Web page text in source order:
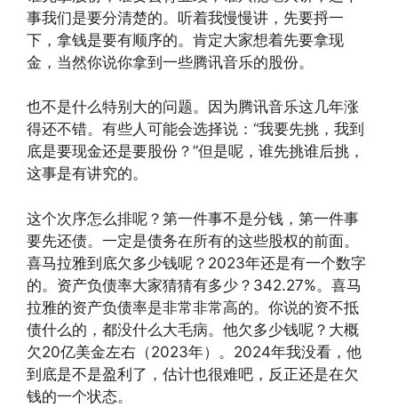
事我们是要分清楚的。听着我慢慢讲，先要捋一
下，拿钱是要有顺序的。肯定大家想着先要拿现
金，当然你说你拿到一些腾讯音乐的股份。
也不是什么特别大的问题。因为腾讯音乐这几年涨
得还不错。有些人可能会选择说：“我要先挑，我到
底是要现金还是要股份？”但是呢，谁先挑谁后挑，
这事是有讲究的。
这个次序怎么排呢？第一件事不是分钱，第一件事
要先还债。一定是债务在所有的这些股权的前面。
喜马拉雅到底欠多少钱呢？2023年还是有一个数字
的。资产负债率大家猜猜有多少？342.27%。喜马
拉雅的资产负债率是非常非常高的。你说的资不抵
债什么的，都没什么大毛病。他欠多少钱呢？大概
欠20亿美金左右（2023年）。2024年我没看，他
到底是不是盈利了，估计也很难吧，反正还是在欠
钱的一个状态。